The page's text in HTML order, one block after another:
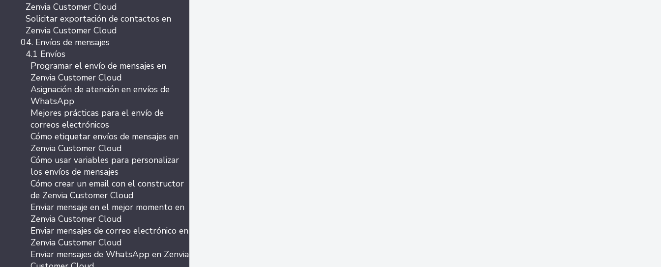
Zenvia Customer Cloud
Solicitar exportación de contactos en
Zenvia Customer Cloud
04. Envíos de mensajes
4.1 Envíos
Programar el envío de mensajes en
Zenvia Customer Cloud
Asignación de atención en envíos de
WhatsApp
Mejores prácticas para el envío de
correos electrónicos
Cómo etiquetar envíos de mensajes en
Zenvia Customer Cloud
Cómo usar variables para personalizar
los envíos de mensajes
Cómo crear un email con el constructor
de Zenvia Customer Cloud
Enviar mensaje en el mejor momento en
Zenvia Customer Cloud
Enviar mensajes de correo electrónico en
Zenvia Customer Cloud
Enviar mensajes de WhatsApp en Zenvia